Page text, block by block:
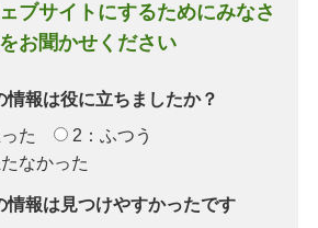
ブサイトにするためにみなさ
お聞かせください
情報は役に立ちましたか？
た
2：ふつう
なかった
情報は見つけやすかったです